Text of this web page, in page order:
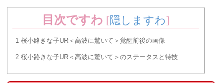
目次ですわ [隠しますわ]
1 桜小路きな子UR＜高波に驚いて＞覚醒前後の画像
2 桜小路きな子UR＜高波に驚いて＞のステータスと特技